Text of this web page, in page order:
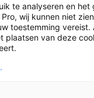
te analyseren en
wij kunnen niet
toestemming vereist.
plaatsen van deze